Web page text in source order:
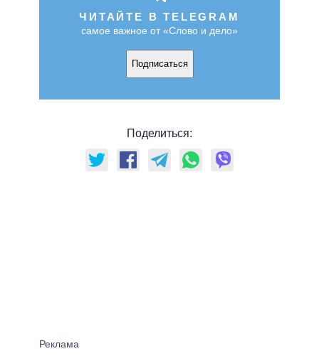
ЧИТАЙТЕ В TELEGRAM
самое важное от «Слово и дело»
Подписаться
Поделиться: